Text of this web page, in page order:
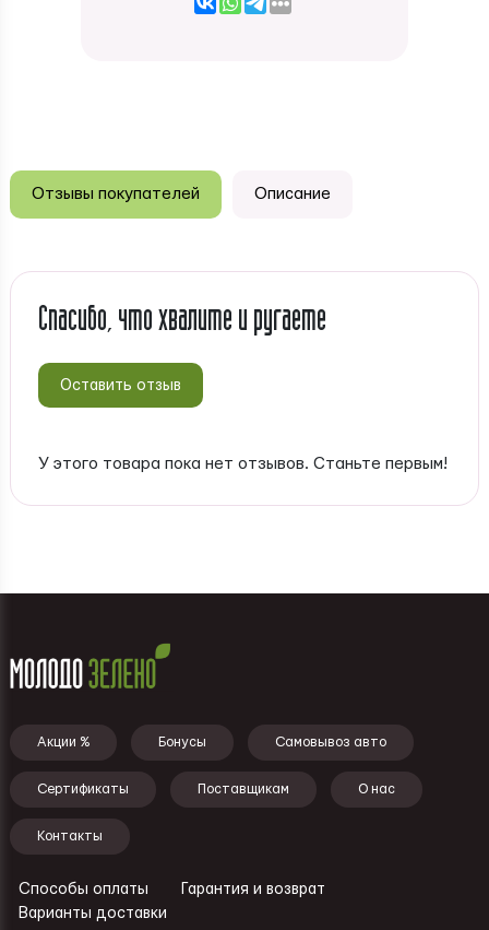
Отзывы покупателей Описание
Спасибо, что хвалите и ругаете
Оставить отзыв
У этого товара пока нет отзывов. Станьте первым!
Подвал - меню
Акции % Бонусы Самовывоз авто
Сертификаты Поставщикам О нас
Контакты
Ссылки - подвал
Способы оплаты
Гарантия и возврат
Варианты доставки